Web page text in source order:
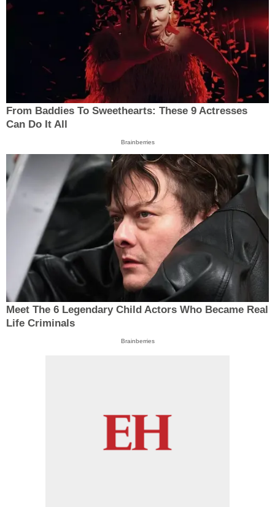
From Baddies To Sweethearts: These 9 Actresses
Can Do It All
Brainberries
Meet The 6 Legendary Child Actors Who Became Real
Life Criminals
Brainberries